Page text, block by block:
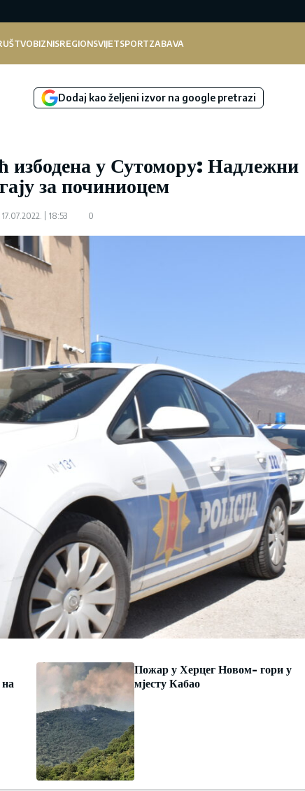
BIZNISREGIONSVIJETSPORTZABAVA
Dodaj kao željeni izvor na google pretrazi
избодена у Сутомору: Надлежни
за починиоцем
17.07.2022. 18:53 0
на
Пожар у Херцег Новом- гори у
мјесту Кабао